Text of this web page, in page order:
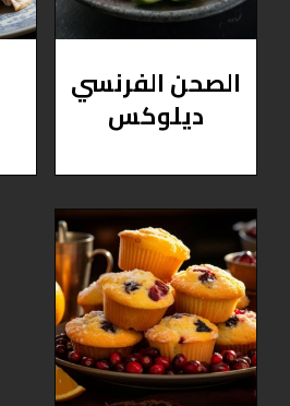
الصحن الفرنسي
ديلوكس